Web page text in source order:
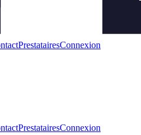
PrestatairesConnexion
PrestatairesConnexion